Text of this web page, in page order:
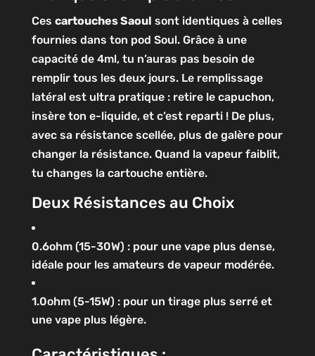
Ces cartouches Saoul sont identiques à celles
fournies dans ton pod Soul. Grâce à une
capacité de 4ml, tu n’auras pas besoin de
remplir tous les deux jours. Le remplissage
latéral est ultra pratique : retire le capuchon,
insère ton e-liquide, et c’est reparti ! De plus,
avec sa résistance scellée, plus de galère pour
changer la résistance. Quand la vapeur faiblit,
tu changes la cartouche entière.
Deux Résistances au Choix
0.6ohm (15-30W) : pour une vape plus dense,
idéale pour les amateurs de vapeur modérée.
1.0ohm (5-15W) : pour un tirage plus serré et
une vape plus légère.